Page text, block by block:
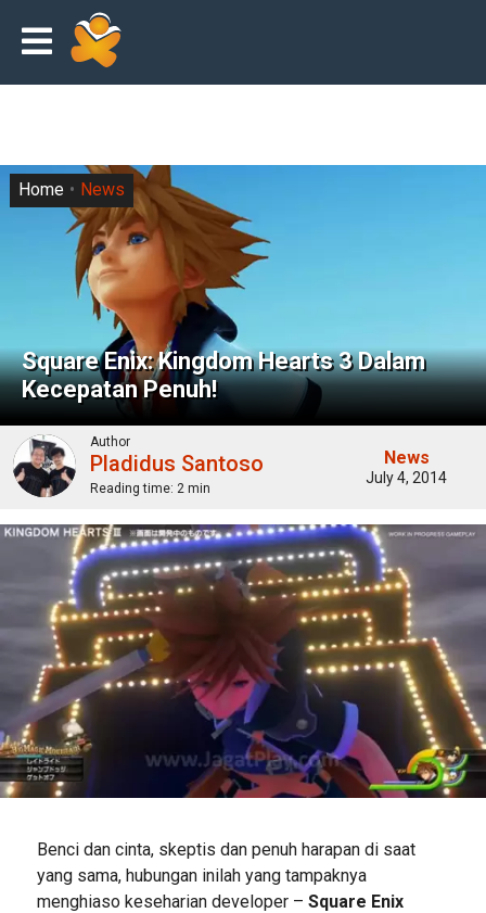
Square Enix: Kingdom Hearts 3 Dalam
Kecepatan Penuh!
Home News
Author
Pladidus Santoso
Reading time: 2 min
News
July 4, 2014
Benci dan cinta, skeptis dan penuh harapan di saat
yang sama, hubungan inilah yang tampaknya
menghiaso keseharian developer – Square Enix